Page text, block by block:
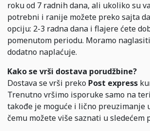
roku od 7 radnih dana, ali ukoliko su
potrebni i ranije možete preko sajta
opciju: 2-3 radna dana i flajere ćete
pomenutom periodu. Moramo
dodatno naplaćuje.
Kako se vrši dostava porudžbine?
Dostava se vrši preko Post express
Trenutno vršimo isporuke samo na
takođe je moguće i lično preuzimanje
čemu možete više saznati u sledećem